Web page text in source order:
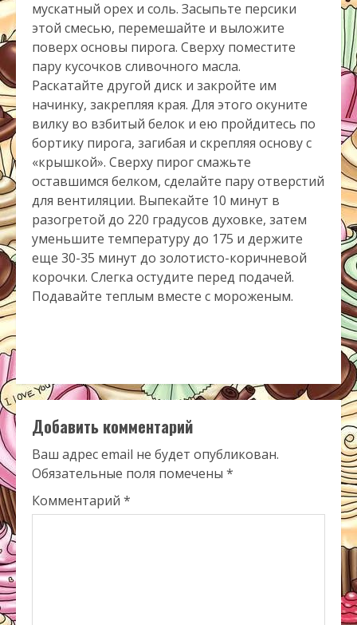
мускатный орех и соль. Засыпьте персики
этой смесью, перемешайте и выложите
поверх основы пирога. Сверху поместите
пару кусочков сливочного масла.
Раскатайте другой диск и закройте им
начинку, закрепляя края. Для этого окуните
вилку во взбитый белок и ею пройдитесь по
бортику пирога, загибая и скрепляя основу с
«крышкой». Сверху пирог смажьте
оставшимся белком, сделайте пару отверстий
для вентиляции. Выпекайте 10 минут в
разогретой до 220 градусов духовке, затем
уменьшите температуру до 175 и держите
еще 30-35 минут до золотисто-коричневой
корочки. Слегка остудите перед подачей.
Подавайте теплым вместе с мороженым.
Добавить комментарий
Ваш адрес email не будет опубликован.
Обязательные поля помечены *
Комментарий *